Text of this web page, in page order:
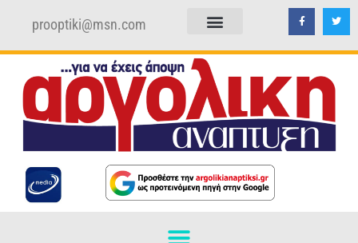
prooptiki@msn.com